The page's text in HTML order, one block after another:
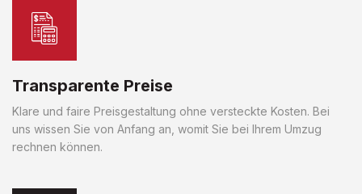
Transparente Preise
Klare und faire Preisgestaltung ohne versteckte Kosten. Bei
uns wissen Sie von Anfang an, womit Sie bei Ihrem Umzug
rechnen können.